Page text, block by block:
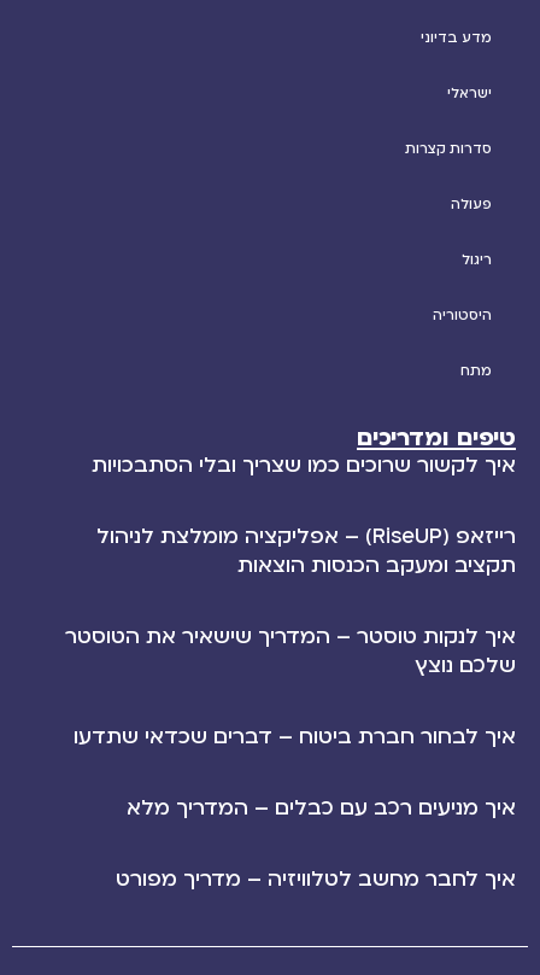
מדע בדיוני
ישראלי
סדרות קצרות
פעולה
ריגול
היסטוריה
מתח
טיפים ומדריכים
איך לקשור שרוכים כמו שצריך ובלי הסתבכויות
רייזאפ (RiseUP) – אפליקציה מומלצת לניהול
תקציב ומעקב הכנסות הוצאות
איך לנקות טוסטר – המדריך שישאיר את הטוסטר
שלכם נוצץ
איך לבחור חברת ביטוח – דברים שכדאי שתדעו
איך מניעים רכב עם כבלים – המדריך מלא
איך לחבר מחשב לטלוויזיה – מדריך מפורט